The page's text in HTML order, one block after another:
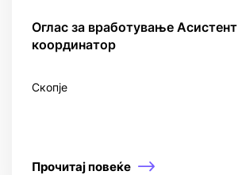
Оглас за вработување Асистент
координатор
Скопје
Прочитај повеќе